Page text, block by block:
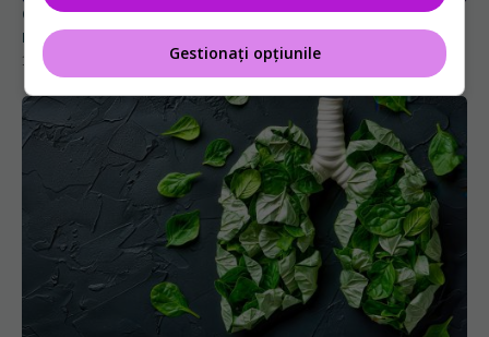
Conf. Horațiu Moldovan (CNAS), anunțul
momentului despre cardurile de sănătate
15 iul 2026, 16:54 Gestionați opțiunile